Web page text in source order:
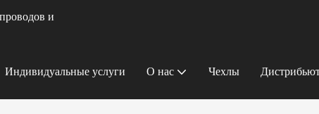
и
Индивидуальные услуги О нас Чехлы